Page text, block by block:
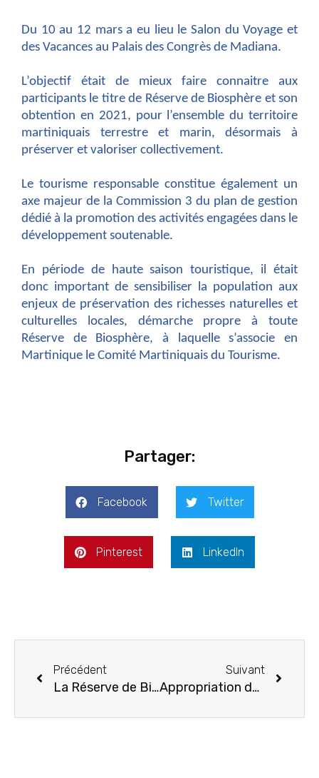
Du 10 au 12 mars a eu lieu le Salon du Voyage et
des Vacances au Palais des Congrès de Madiana.
L’objectif était de mieux faire connaitre aux
participants le titre de Réserve de Biosphère et son
obtention en 2021, pour l’ensemble du territoire
martiniquais terrestre et marin, désormais à
préserver et valoriser collectivement.
Le tourisme responsable constitue également un
axe majeur de la Commission 3 du plan de gestion
dédié à la promotion des activités engagées dans le
développement soutenable.
En période de haute saison touristique, il était
donc important de sensibiliser la population aux
enjeux de préservation des richesses naturelles et
culturelles locales, démarche propre à toute
Réserve de Biosphère, à laquelle s’associe en
Martinique le Comité Martiniquais du Tourisme.
Partager:
Facebook Twitter
Pinterest LinkedIn
Précédent
La Réserve de Biosphère est intervenue pour signaler un phénomène de pollution aquatique récurrent sur la zone de la Lézarde au Lamentin
Suivant
Appropriation du titre mondial par la population et valorisation du logo de l’UNESCO